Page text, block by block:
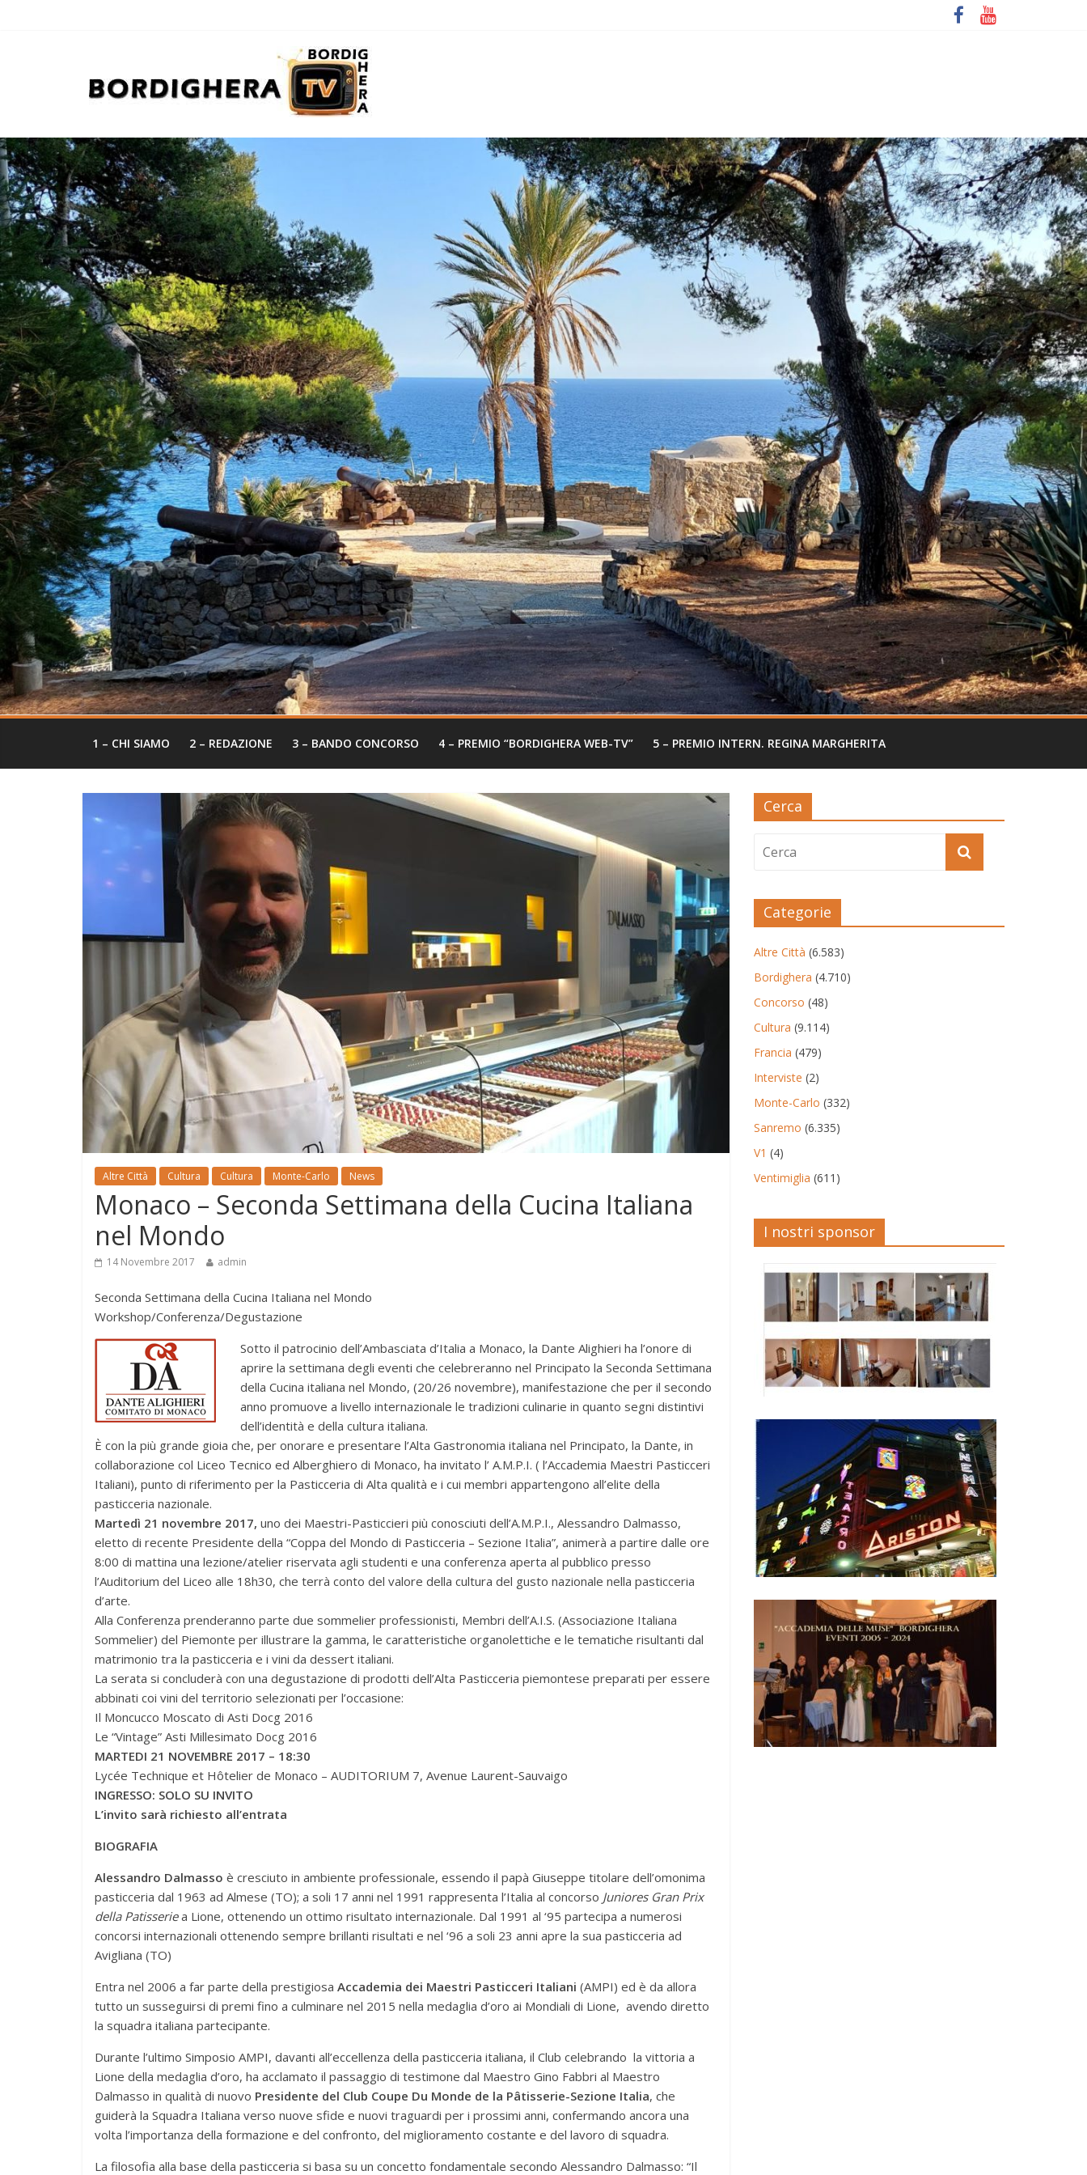
1 – CHI SIAMO 2 – REDAZIONE 3 – BANDO CONCORSO 4 – PREMIO “BORDIGHERA WEB-TV” 5 – PREMIO INTERN. REGINA MARGHERITA
Altre Città Cultura Cultura Monte-Carlo News
Monaco – Seconda Settimana della Cucina Italiana
nel Mondo
14 Novembre 2017 admin
Seconda Settimana della Cucina Italiana nel Mondo
Workshop/Conferenza/Degustazione
Sotto il patrocinio dell’Ambasciata d’Italia a Monaco, la Dante Alighieri ha l’onore di
aprire la settimana degli eventi che celebreranno nel Principato la Seconda Settimana
della Cucina italiana nel Mondo, (20/26 novembre), manifestazione che per il secondo
anno promuove a livello internazionale le tradizioni culinarie in quanto segni distintivi
dell’identità e della cultura italiana.
È con la più grande gioia che, per onorare e presentare l’Alta Gastronomia italiana nel Principato, la Dante, in
collaborazione col Liceo Tecnico ed Alberghiero di Monaco, ha invitato l’ A.M.P.I. ( l’Accademia Maestri Pasticceri
Italiani), punto di riferimento per la Pasticceria di Alta qualità e i cui membri appartengono all’elite della
pasticceria nazionale.
Martedì 21 novembre 2017, uno dei Maestri-Pasticcieri più conosciuti dell’A.M.P.I., Alessandro Dalmasso,
eletto di recente Presidente della “Coppa del Mondo di Pasticceria – Sezione Italia”, animerà a partire dalle ore
8:00 di mattina una lezione/atelier riservata agli studenti e una conferenza aperta al pubblico presso
l’Auditorium del Liceo alle 18h30, che terrà conto del valore della cultura del gusto nazionale nella pasticceria
d’arte.
Alla Conferenza prenderanno parte due sommelier professionisti, Membri dell’A.I.S. (Associazione Italiana
Sommelier) del Piemonte per illustrare la gamma, le caratteristiche organolettiche e le tematiche risultanti dal
matrimonio tra la pasticceria e i vini da dessert italiani.
La serata si concluderà con una degustazione di prodotti dell’Alta Pasticceria piemontese preparati per essere
abbinati coi vini del territorio selezionati per l’occasione:
Il Moncucco Moscato di Asti Docg 2016
Le “Vintage” Asti Millesimato Docg 2016
MARTEDI 21 NOVEMBRE 2017 – 18:30
Lycée Technique et Hôtelier de Monaco – AUDITORIUM 7, Avenue Laurent-Sauvaigo
INGRESSO: SOLO SU INVITO
L’invito sarà richiesto all’entrata
BIOGRAFIA
Alessandro Dalmasso è cresciuto in ambiente professionale, essendo il papà Giuseppe titolare dell’omonima
pasticceria dal 1963 ad Almese (TO); a soli 17 anni nel 1991 rappresenta l’Italia al concorso Juniores Gran Prix
della Patisseriea Lione, ottenendo un ottimo risultato internazionale. Dal 1991 al ‘95 partecipa a numerosi
concorsi internazionali ottenendo sempre brillanti risultati e nel ‘96 a soli 23 anni apre la sua pasticceria ad
Avigliana (TO)
Entra nel 2006 a far parte della prestigiosa Accademia dei Maestri Pasticceri Italiani (AMPI) ed è da allora
tutto un susseguirsi di premi fino a culminare nel 2015 nella medaglia d’oro ai Mondiali di Lione, avendo diretto
la squadra italiana partecipante.
Durante l’ultimo Simposio AMPI, davanti all’eccellenza della pasticceria italiana, il Club celebrando la vittoria a
Lione della medaglia d’oro, ha acclamato il passaggio di testimone dal Maestro Gino Fabbri al Maestro
Dalmasso in qualità di nuovo Presidente del Club Coupe Du Monde de la Pâtisserie-Sezione Italia, che
guiderà la Squadra Italiana verso nuove sfide e nuovi traguardi per i prossimi anni, confermando ancora una
volta l’importanza della formazione e del confronto, del miglioramento costante e del lavoro di squadra.
La filosofia alla base della pasticceria si basa su un concetto fondamentale secondo Alessandro Dalmasso: “Il
Cerca
Categorie
Altre Città (6.583)
Bordighera (4.710)
Concorso (48)
Cultura (9.114)
Francia (479)
Interviste (2)
Monte-Carlo (332)
Sanremo (6.335)
V1 (4)
Ventimiglia (611)
I nostri sponsor